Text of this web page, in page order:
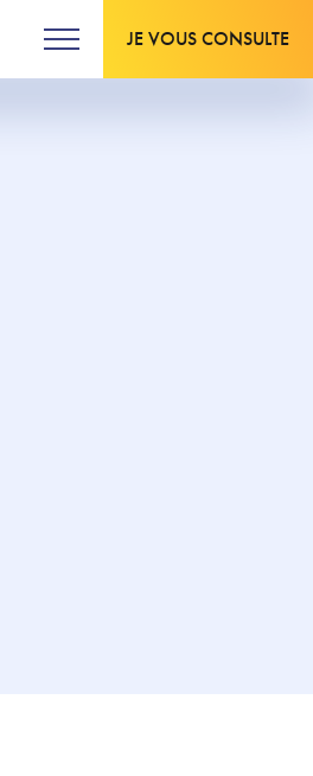
JE VOUS CONSULTE